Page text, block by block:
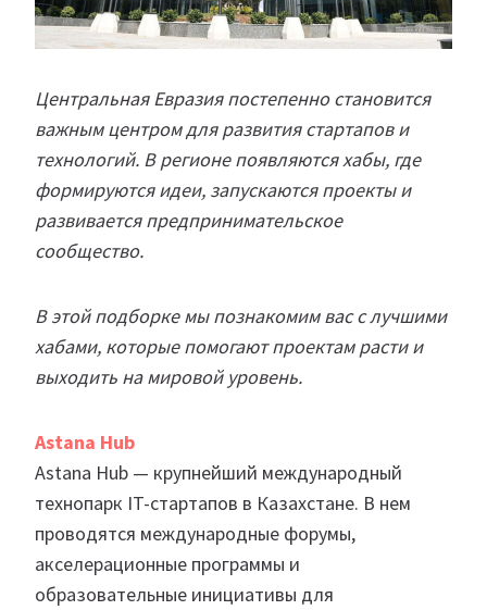
Центральная Евразия постепенно становится
важным центром для развития стартапов и
технологий. В регионе появляются хабы, где
формируются идеи, запускаются проекты и
развивается предпринимательское
сообщество.
В этой подборке мы познакомим вас с лучшими
хабами, которые помогают проектам расти и
выходить на мировой уровень.
Astana Hub
Astana Hub — крупнейший международный
технопарк IT-стартапов в Казахстане. В нем
проводятся международные форумы,
акселерационные программы и
образовательные инициативы для